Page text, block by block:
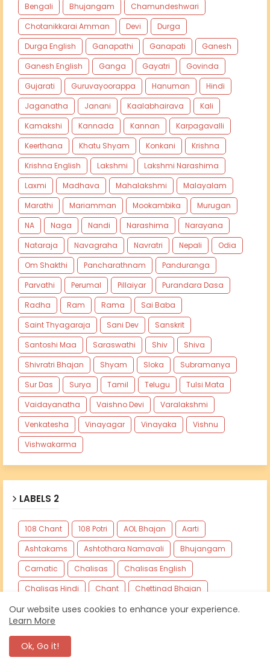
Bengali
Bhujangam
Chamundeshwari
Chotanikkarai Amman
Devi
Durga
Durga English
Ganapathi Ganapati
Ganesh
Ganesh English
Ganga Gayatri
Govinda
Gujarati
Guruvayoorappa Hanuman
Hindi
Jaganatha
Janani Kaalabhairava
Kali
Kamakshi
Kannada Kannan
Karpagavalli
Keerthana
Khatu Shyam Konkani
Krishna
Krishna English
Lakshmi
Lakshmi Narashima
Laxmi
Madhava Mahalakshmi
Malayalam
Marathi
Mariamman Mookambika
Murugan
NA
Naga Nandi Narashima
Narayana
Nataraja
Navagraha Navratri Nepali
Odia
Om Shakthi
Pancharathnam
Panduranga
Parvathi
Perumal Pillaiyar
Purandara Dasa
Radha
Ram Rama
Sai Baba
Saint Thyagaraja
Sani Dev
Sanskrit
Santoshi Maa
Saraswathi Shiv
Shiva
Shivratri Bhajan
Shyam Sloka
Subramanya
Sur Das
Surya Tamil Telugu
Tulsi Mata
Vaidayanatha
Vaishno Devi
Varalakshmi
Venkatesha
Vinayagar Vinayaka
Vishnu
Vishwakarma
LABELS 2
108 Chant 108 Potri AOL Bhajan
Aarti
Ashtakams
Ashtothara Namavali
Bhujangam
Carnatic
Chalisas
Chalisas English
Chalisas Hindi
Chant
Chettinad Bhajan
Dasakam
Dhun Harathi Jap
Kavadi Song
Kavasam
Namavali
Our website uses cookies to enhance your experience.
Learn More
Ok, Go it!